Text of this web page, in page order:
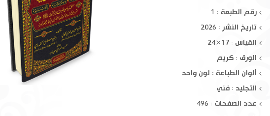
رقم الطبعة : 1
تاريخ النشر : 2026
القياس : 17×24
الورق : كريم
ألوان الطباعة : لون واحد
التجليد : فني
عدد الصفحات : 496